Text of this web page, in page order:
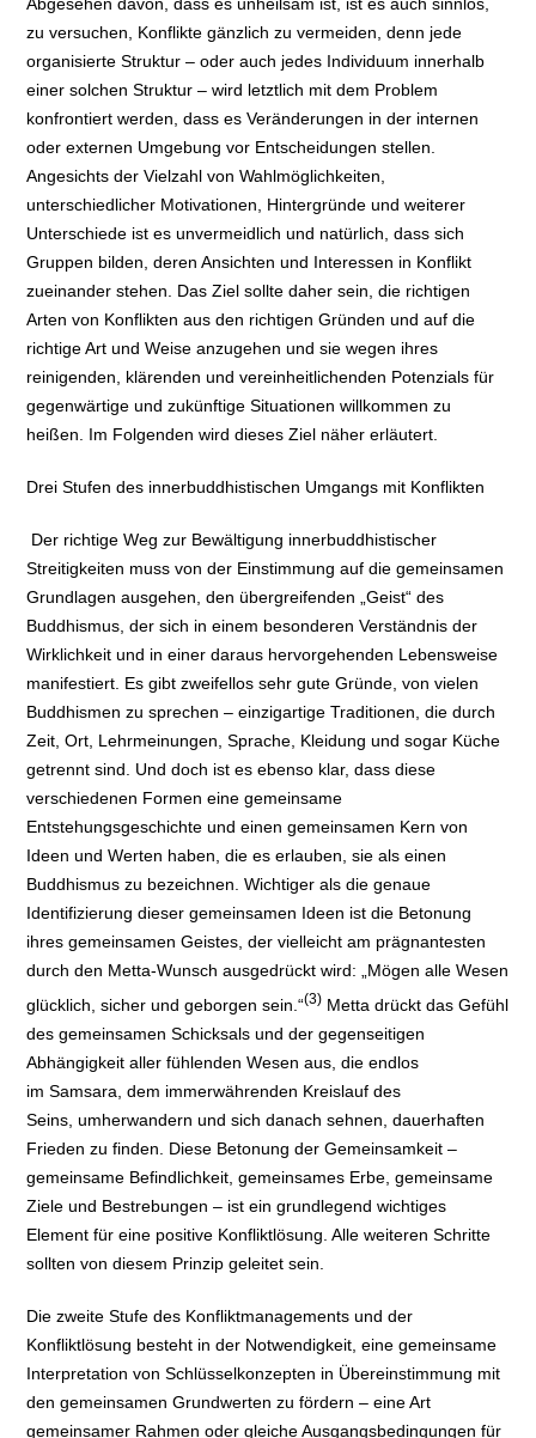
Abgesehen davon, dass es unheilsam ist, ist es auch sinnlos,
zu versuchen, Konflikte gänzlich zu vermeiden, denn jede
organisierte Struktur – oder auch jedes Individuum innerhalb
einer solchen Struktur – wird letztlich mit dem Problem
konfrontiert werden, dass es Veränderungen in der internen
oder externen Umgebung vor Entscheidungen stellen.
Angesichts der Vielzahl von Wahlmöglichkeiten,
unterschiedlicher Motivationen, Hintergründe und weiterer
Unterschiede ist es unvermeidlich und natürlich, dass sich
Gruppen bilden, deren Ansichten und Interessen in Konflikt
zueinander stehen. Das Ziel sollte daher sein, die richtigen
Arten von Konflikten aus den richtigen Gründen und auf die
richtige Art und Weise anzugehen und sie wegen ihres
reinigenden, klärenden und vereinheitlichenden Potenzials für
gegenwärtige und zukünftige Situationen willkommen zu
heißen. Im Folgenden wird dieses Ziel näher erläutert.
Drei Stufen des innerbuddhistischen Umgangs mit Konflikten
Der richtige Weg zur Bewältigung innerbuddhistischer
Streitigkeiten muss von der Einstimmung auf die gemeinsamen
Grundlagen ausgehen, den übergreifenden „Geist“ des
Buddhismus, der sich in einem besonderen Verständnis der
Wirklichkeit und in einer daraus hervorgehenden Lebensweise
manifestiert. Es gibt zweifellos sehr gute Gründe, von vielen
Buddhismen zu sprechen – einzigartige Traditionen, die durch
Zeit, Ort, Lehrmeinungen, Sprache, Kleidung und sogar Küche
getrennt sind. Und doch ist es ebenso klar, dass diese
verschiedenen Formen eine gemeinsame
Entstehungsgeschichte und einen gemeinsamen Kern von
Ideen und Werten haben, die es erlauben, sie als einen
Buddhismus zu bezeichnen. Wichtiger als die genaue
Identifizierung dieser gemeinsamen Ideen ist die Betonung
ihres gemeinsamen Geistes, der vielleicht am prägnantesten
durch den Metta-Wunsch ausgedrückt wird: „Mögen alle Wesen
glücklich, sicher und geborgen sein.“(3) Metta drückt das Gefühl
des gemeinsamen Schicksals und der gegenseitigen
Abhängigkeit aller fühlenden Wesen aus, die endlos
im Samsara, dem immerwährenden Kreislauf des
Seins, umherwandern und sich danach sehnen, dauerhaften
Frieden zu finden. Diese Betonung der Gemeinsamkeit –
gemeinsame Befindlichkeit, gemeinsames Erbe, gemeinsame
Ziele und Bestrebungen – ist ein grundlegend wichtiges
Element für eine positive Konfliktlösung. Alle weiteren Schritte
sollten von diesem Prinzip geleitet sein.
Die zweite Stufe des Konfliktmanagements und der
Konfliktlösung besteht in der Notwendigkeit, eine gemeinsame
Interpretation von Schlüsselkonzepten in Übereinstimmung mit
den gemeinsamen Grundwerten zu fördern – eine Art
gemeinsamer Rahmen oder gleiche Ausgangsbedingungen für